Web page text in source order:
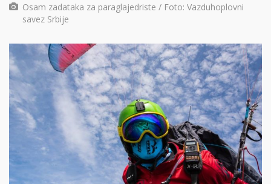
Osam zadataka za paraglajedriste / Foto: Vazduhoplovni
savez Srbije